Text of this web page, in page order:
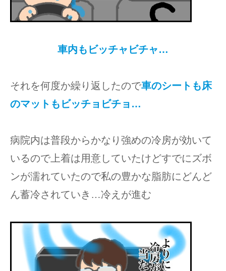
車内もビッチャビチャ…
それを何度か繰り返したので車のシートも床
のマットもビッチョビチョ…
病院内は普段からかなり強めの冷房が効いて
いるので上着は用意していたけどすでにズボ
ンが濡れていたので私の豊かな脂肪にどんど
ん蓄冷されていき…冷えが進む